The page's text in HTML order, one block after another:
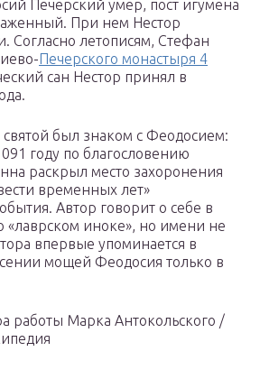
Печерский умер, пост игумена
При нем Нестор
Согласно летописям, Стефан
Печерского монастыря 4
сан Нестор принял в
был знаком с Феодосием:
году по благословению
раскрыл место захоронения
временных лет»
Автор говорит о себе в
«лаврском иноке», но имени не
впервые упоминается в
мощей Феодосия только в
работы Марка Антокольского /